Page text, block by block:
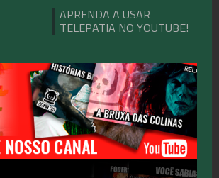
APRENDA A USAR
TELEPATIA NO YOUTUBE!